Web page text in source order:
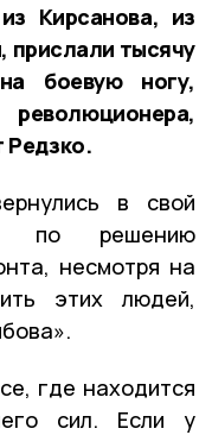
Кирсанова, из
прислали тысячу
боевую ногу,
Редзко.
в свой
по решению
несмотря на
этих людей,
где находится
сил. Если у